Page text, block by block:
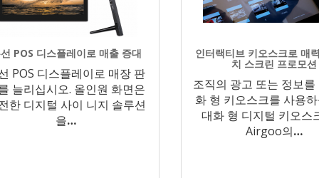
POS 디스플레이로 매출 증대
POS 디스플레이로 매장 판
늘리십시오. 올인원 화면은
한 디지털 사이 니지 솔루션
을…
인터랙티브 키오스크로 매
치 스크린 프로모션
조직의 광고 또는 정보를
화 형 키오스크를 사용
대화 형 디지털 키오스
Airgoo의…